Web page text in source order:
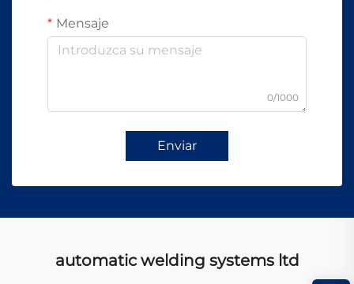
Mensaje
0/1000
Enviar
automatic welding systems ltd